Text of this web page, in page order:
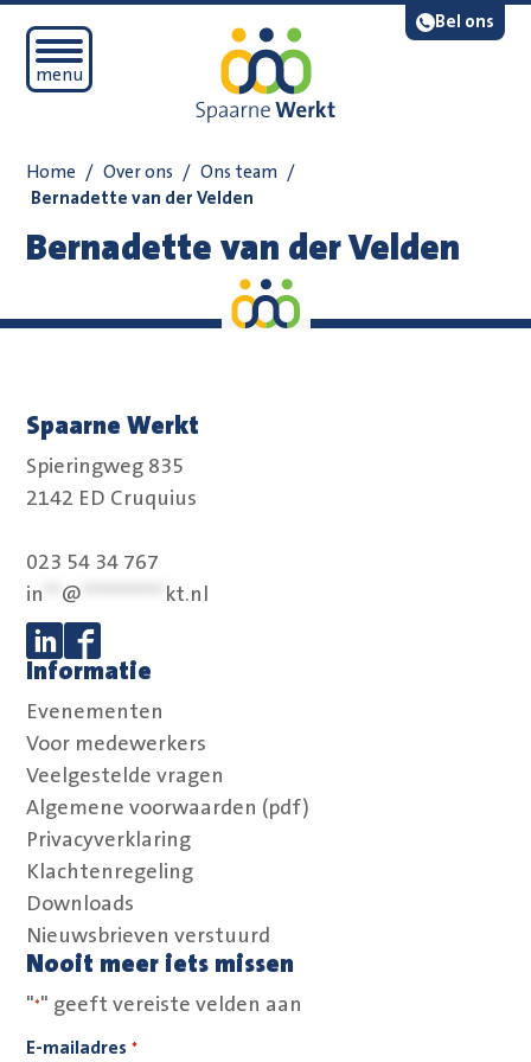
Bel ons
Open mobiel menu
menu
Lees voor
Home / Over ons / Ons team /
Bernadette van der Velden
Bernadette van der Velden
Spaarne Werkt
Spieringweg 835
2142 ED Cruquius
023 54 34 767
in
@ kt.nl
Volg ons op Linkedin
Volg ons op Facebook
Informatie
Evenementen
Voor medewerkers
Veelgestelde vragen
Algemene voorwaarden (pdf)
Privacyverklaring
Klachtenregeling
Downloads
Nieuwsbrieven verstuurd
Nooit meer iets missen
"*" geeft vereiste velden aan
E-mailadres *